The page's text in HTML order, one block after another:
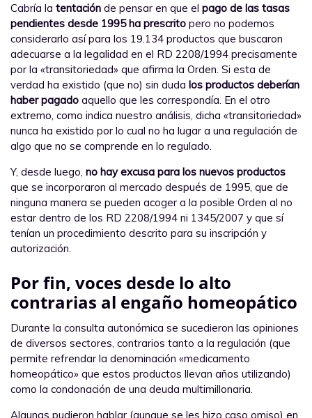
Cabría la tentación de pensar en que el pago de las tasas
pendientes desde 1995 ha prescrito pero no podemos
considerarlo así para los 19.134 productos que buscaron
adecuarse a la legalidad en el RD 2208/1994 precisamente
por la «transitoriedad» que afirma la Orden. Si esta de
verdad ha existido (que no) sin duda los productos deberían
haber pagado aquello que les correspondía. En el otro
extremo, como indica nuestro análisis, dicha «transitoriedad»
nunca ha existido por lo cual no ha lugar a una regulación de
algo que no se comprende en lo regulado.
Y, desde luego, no hay excusa para los nuevos productos
que se incorporaron al mercado después de 1995, que de
ninguna manera se pueden acoger a la posible Orden al no
estar dentro de los RD 2208/1994 ni 1345/2007 y que sí
tenían un procedimiento descrito para su inscripción y
autorización.
Por fin, voces desde lo alto
contrarias al engaño homeopático
Durante la consulta autonómica se sucedieron las opiniones
de diversos sectores, contrarios tanto a la regulación (que
permite refrendar la denominación «medicamento
homeopático» que estos productos llevan años utilizando)
como la condonación de una deuda multimillonaria.
Algunas pudieron hablar (aunque se les hizo caso omiso) en